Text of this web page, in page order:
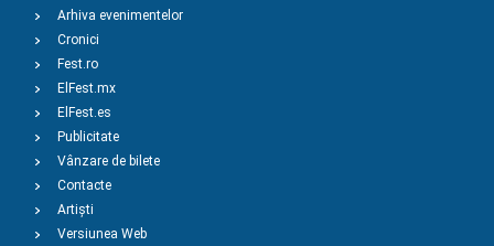
Arhiva evenimentelor
Cronici
Fest.ro
ElFest.mx
ElFest.es
Publicitate
Vânzare de bilete
Contacte
Artiști
Versiunea Web